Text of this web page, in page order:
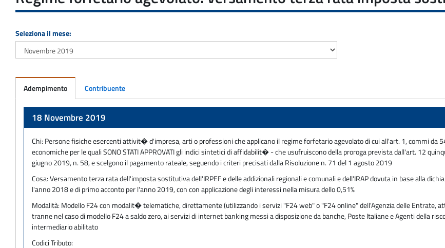
Seleziona il mese:
Adempimento Contribuente
18 Novembre 2019
Chi: Persone fisiche esercenti attivit� d'impresa, arti o professioni che applicano il regime forfetario agevolato di cui all'art. 1, commi
economiche per le quali SONO STATI APPROVATI gli indici sintetici di affidabilit� - che usufruiscono della proroga prevista dall'art. 12
giugno 2019, n. 58, e scelgono il pagamento rateale, seguendo i criteri precisati dalla Risoluzione n. 71 del 1 agosto 2019
Cosa:Versamento terza rata dell'imposta sostitutiva dell'IRPEF e delle addizionali regionali e comunali e dell'IRAP dovuta in base alla
l'anno 2018 e di primo acconto per l'anno 2019, con con applicazione degli interessi nella misura dello 0,51%
Modalità: Modello F24 con modalit� telematiche, direttamente (utilizzando i servizi "F24 web" o "F24 online" dell'Agenzia delle Entrate,
tranne nel caso di modello F24 a saldo zero, ai servizi di internet banking messi a disposizione da banche, Poste Italiane e Agenti della
intermediario abilitato
Codici Tributo: